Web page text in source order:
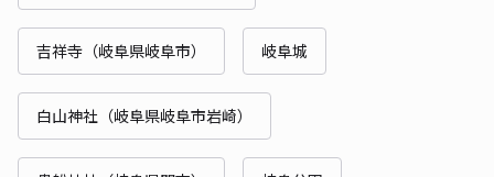
吉祥寺（岐阜県岐阜市） 岐阜城
白山神社（岐阜県岐阜市岩崎）